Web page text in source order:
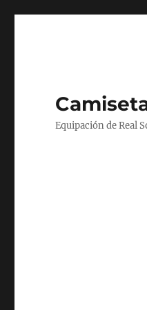
Equipación de Real